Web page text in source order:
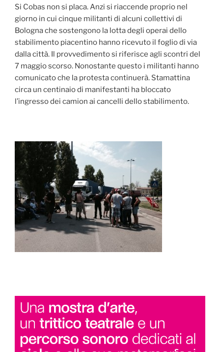
Si Cobas non si placa. Anzi si riaccende proprio nel
giorno in cui cinque militanti di alcuni collettivi di
Bologna che sostengono la lotta degli operai dello
stabilimento piacentino hanno ricevuto il foglio di via
dalla città. Il provvedimento si riferisce agli scontri del
7 maggio scorso. Nonostante questo i militanti hanno
comunicato che la protesta continuerà. Stamattina
circa un centinaio di manifestanti ha bloccato
l’ingresso dei camion ai cancelli dello stabilimento.